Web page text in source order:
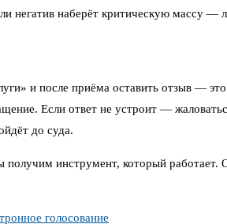
негатив наберёт критическую массу —
и после приёма оставить отзыв —
Если ответ не устроит —
до суда.
инструмент, который работает.
голосование